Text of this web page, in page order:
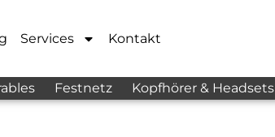
Services Kontakt
Festnetz Kopfhörer & Headsets